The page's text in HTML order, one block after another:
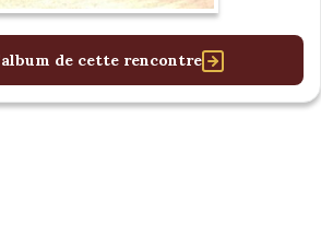
de cette rencontre